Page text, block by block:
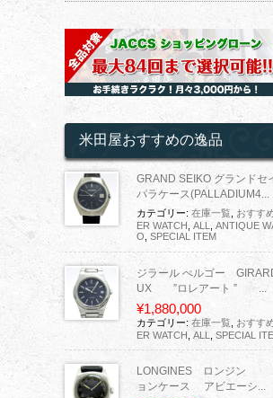
米田屋おすすめの逸品
GRAND SEIKO グランド
パラケース(PALLADIUM4...
カテゴリー: 在庫一覧 おすす
ER WATCH ALL ANTIQUE
O SPECIAL ITEM
ジラール ぺルゴー
UX ”ロレアート ” ...
¥1,880,000
カテゴリー: 在庫一覧 おすす
ER WATCH ALL SPECIAL
LONGINES ロンジン
ョンケース アビエーシ...